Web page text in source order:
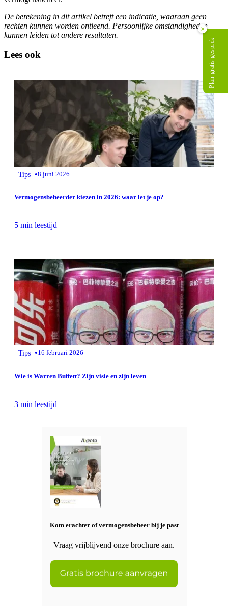
De berekening in dit artikel betreft een indicatie, waaraan geen
rechten kunnen worden ontleend. Persoonlijke omstandigheden
kunnen leiden tot andere resultaten.
Lees ook
Tips •8 juni 2026
Vermogensbeheerder kiezen in 2026: waar let je op?
5 min leestijd
Tips •16 februari 2026
Wie is Warren Buffett? Zijn visie en zijn leven
3 min leestijd
Kom erachter of vermogensbeheer bij je past
Vraag vrijblijvend onze brochure aan.
×
Plan gratis gesprek